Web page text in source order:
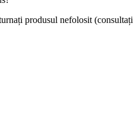
produsul nefolosit (consultați